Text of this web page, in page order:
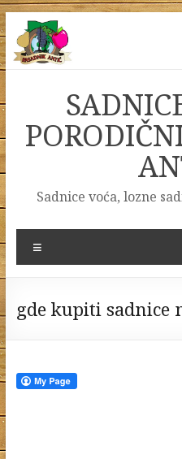
Skip
to
content
Sadnice voća, lozne
gde kupiti sadnice